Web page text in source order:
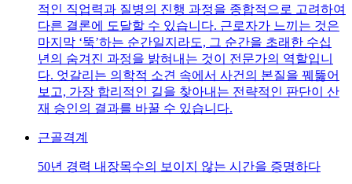
적인 직업력과 질병의 진행 과정을 종합적으로 고려하여
다른 결론에 도달할 수 있습니다. 근로자가 느끼는 것은
마지막 ‘뚝’하는 순간일지라도, 그 순간을 초래한 수십
년의 숨겨진 과정을 밝혀내는 것이 전문가의 역할입니
다. 엇갈리는 의학적 소견 속에서 사건의 본질을 꿰뚫어
보고, 가장 합리적인 길을 찾아내는 전략적인 판단이 산
재 승인의 결과를 바꿀 수 있습니다.
근골격계
50년 경력 내장목수의 보이지 않는 시간을 증명하다